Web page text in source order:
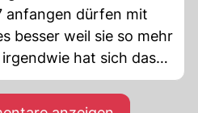
anfangen dürfen mit
besser weil sie so mehr
hat sich das